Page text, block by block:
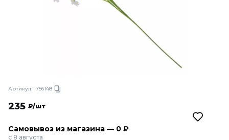
Артикул: 756148
235 ₽/шт
Самовывоз из магазина — 0 ₽
с 8 августа